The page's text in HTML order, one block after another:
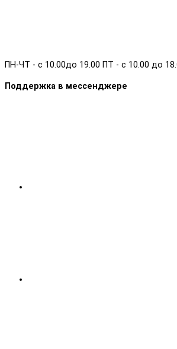
ПН-ЧТ - с 10.00до 19.00 ПТ - с 10.00 до
Поддержка в мессенджере